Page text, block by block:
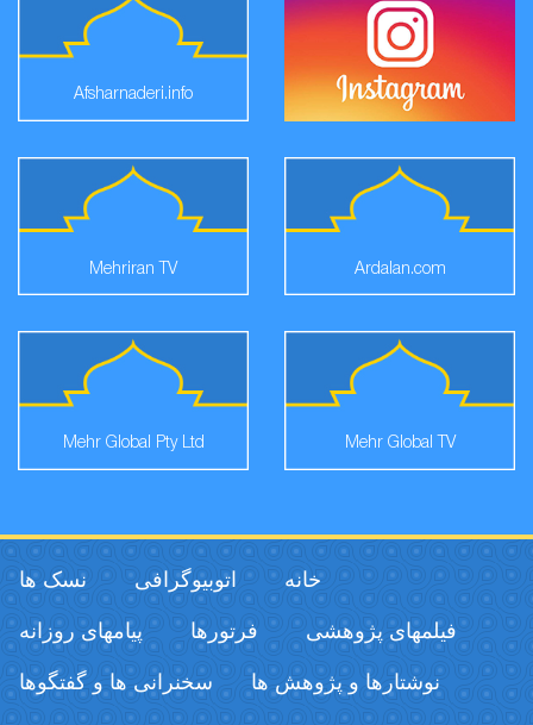
Afsharnaderi.info
Ardalan.com
Mehriran TV
Mehr Global TV
Mehr Global Pty Ltd
خانه اتوبیوگرافی نسک ها
فیلمهای پژوهشی فرتورها پیامهای روزانه
نوشتارها و پژوهش ها سخنرانی ها و گفتگوها